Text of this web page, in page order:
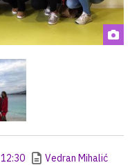
12:30 Vedran Mihalić